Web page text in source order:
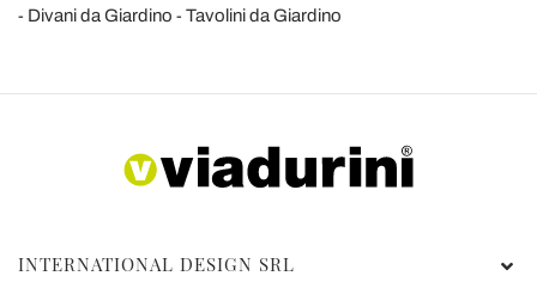
Divani da Giardino
Tavolini da Giardino
INTERNATIONAL DESIGN SRL